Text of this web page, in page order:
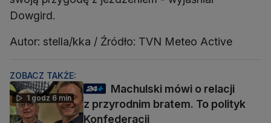
Dowgird.
Autor: stella/kka / Źródło: TVN Meteo Active
ZOBACZ TAKŻE:
1 godz 6 min
Machulski mówi o relacji
z przyrodnim bratem. To polityk
Konfederacji